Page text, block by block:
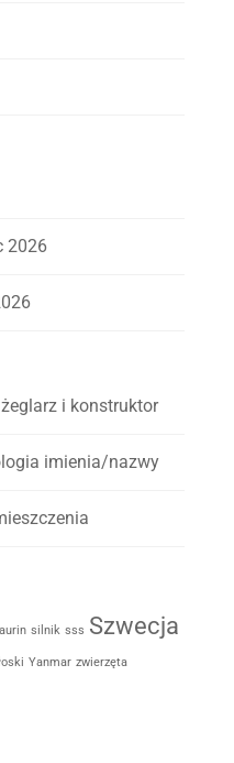
2026
i konstruktor
imienia/nazwy
silnik sss Szwecja
Yanmar zwierzęta